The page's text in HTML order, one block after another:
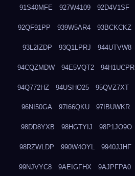
91S40MFE 927W4109 92D4V1SF
92QF91PP 939W5AR4 93BCKCKZ
93L2IZDP 93Q1LPRJ 944UTVW8
94CQZMDW 94E5VQT2 94H1UCPR
94Q772HZ 94USHO25 95QVZ7XT
96NI50GA 97I66QKU 97IBUWKR
98DD8YXB 98HGTYIJ 98P1JO9O
98RZWLDP 990W4OYL 9940JJHF
99NJVYC8 9AEIGFHX 9AJPFPA0